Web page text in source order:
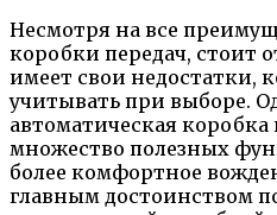
Несмотря на все
коробки передач, стоит
имеет свои недостатки,
учитывать при выборе.
автоматическая коробка
множество полезных
более комфортное
главным достоинством